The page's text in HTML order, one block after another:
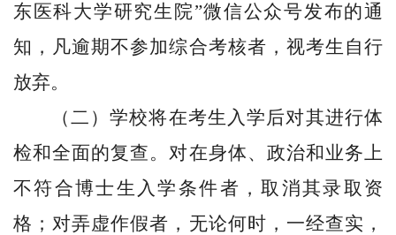
东医科大学研究生院”微信公众号发布的通
知，凡逾期不参加综合考核者，视考生自行
放弃。
（二）学校将在考生入学后对其进行体
检和全面的复查。对在身体、政治和业务上
不符合博士生入学条件者，取消其录取资
格；对弄虚作假者，无论何时，一经查实，